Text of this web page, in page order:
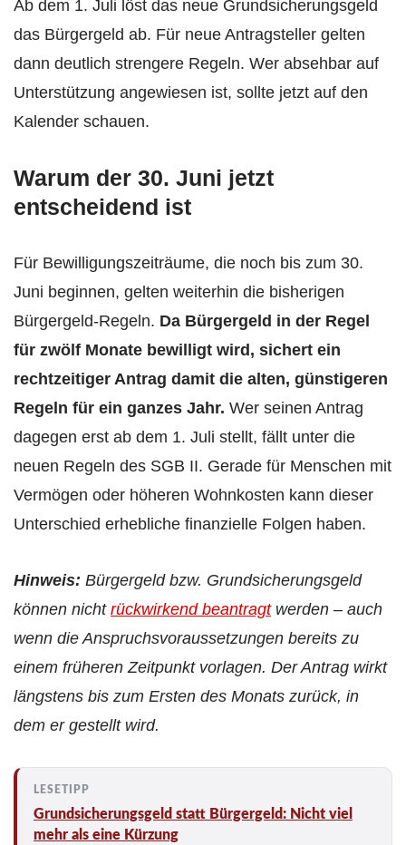
Ab dem 1. Juli löst das neue Grundsicherungsgeld
das Bürgergeld ab. Für neue Antragsteller gelten
dann deutlich strengere Regeln. Wer absehbar auf
Unterstützung angewiesen ist, sollte jetzt auf den
Kalender schauen.
Warum der 30. Juni jetzt
entscheidend ist
Für Bewilligungszeiträume, die noch bis zum 30.
Juni beginnen, gelten weiterhin die bisherigen
Bürgergeld-Regeln. Da Bürgergeld in der Regel
für zwölf Monate bewilligt wird, sichert ein
rechtzeitiger Antrag damit die alten, günstigeren
Regeln für ein ganzes Jahr. Wer seinen Antrag
dagegen erst ab dem 1. Juli stellt, fällt unter die
neuen Regeln des SGB II. Gerade für Menschen mit
Vermögen oder höheren Wohnkosten kann dieser
Unterschied erhebliche finanzielle Folgen haben.
Hinweis: Bürgergeld bzw. Grundsicherungsgeld
können nicht rückwirkend beantragtwerden – auch
wenn die Anspruchsvoraussetzungen bereits zu
einem früheren Zeitpunkt vorlagen. Der Antrag wirkt
längstens bis zum Ersten des Monats zurück, in
dem er gestellt wird.
Grundsicherungsgeld statt Bürgergeld: Nicht viel
mehr als eine Kürzung